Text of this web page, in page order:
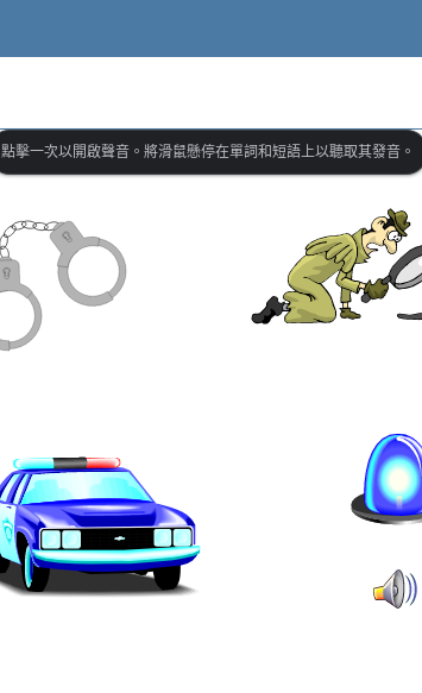
點擊一次以開啟聲音。將滑鼠懸停在單詞和短語上以聽取其發音。